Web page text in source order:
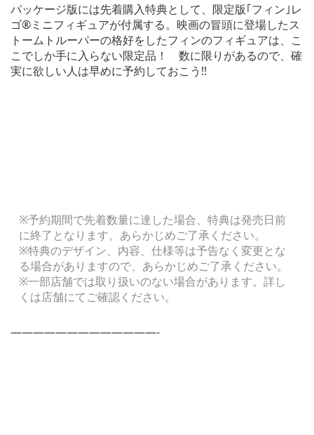
パッケージ版には先着購入特典として、限定版｢フィン｣レ
ゴ®ミニフィギュアが付属する。映画の冒頭に登場したス
トームトルーパーの格好をしたフィンのフィギュアは、こ
こでしか手に入らない限定品！ 数に限りがあるので、確
実に欲しい人は早めに予約しておこう!!
※予約期間で先着数量に達した場合、特典は発売日前
に終了となります。あらかじめご了承ください。
※特典のデザイン、内容、仕様等は予告なく変更とな
る場合がありますので、あらかじめご了承ください。
※一部店舗では取り扱いのない場合があります。詳し
くは店舗にてご確認ください。
—————————————-